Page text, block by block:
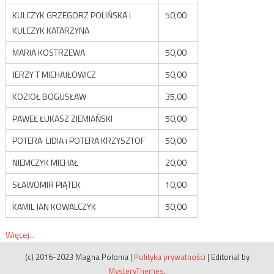
KULCZYK GRZEGORZ POLIŃSKA i
KULCZYK KATARZYNA
50,00
MARIA KOSTRZEWA
50,00
JERZY T MICHAJŁOWICZ
50,00
KOZIOŁ BOGUSŁAW
35,00
PAWEŁ ŁUKASZ ZIEMIAŃSKI
50,00
POTERA LIDIA i POTERA KRZYSZTOF
50,00
NIEMCZYK MICHAŁ
20,00
SŁAWOMIR PIĄTEK
10,00
KAMIL JAN KOWALCZYK
50,00
Więcej...
(c) 2016-2023 Magna Polonia | Polityka prywatności | Editorial by
MysteryThemes.